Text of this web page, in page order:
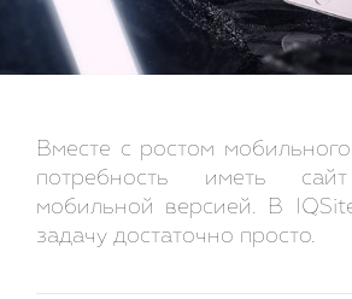
Вместе с ростом
потребность иметь
мобильной версией. В
задачу достаточно просто.